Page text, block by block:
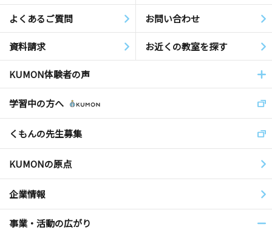
よくあるご質問 お問い合わせ
資料請求 お近くの教室を探す
KUMON体験者の声
学習中の方へ
くもんの先生募集
KUMONの原点
企業情報
事業・活動の広がり